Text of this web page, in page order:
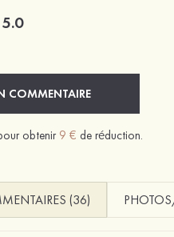
5.0
COMMENTAIRE
obtenir 9 € de réduction.
(36)